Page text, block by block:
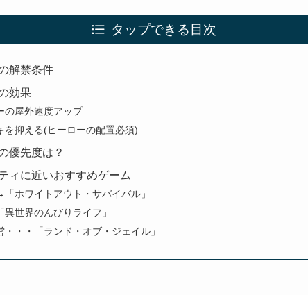
タップできる目次
解禁条件
効果
の屋外速度アップ
を抑える(ヒーローの配置必須)
優先度は？
ィに近いおすすめゲーム
ホワイトアウト・サバイバル」
世界のんびりライフ」
・・・「ランド・オブ・ジェイル」